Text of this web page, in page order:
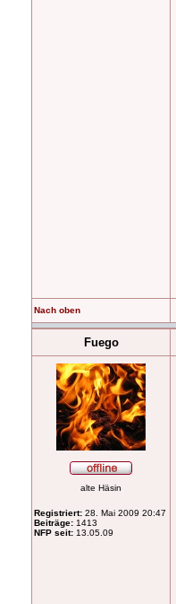
Nach oben
Fuego
alte Häsin
Registriert: 28. Mai 2009 20:47
Beiträge: 1413
NFP seit: 13.05.09